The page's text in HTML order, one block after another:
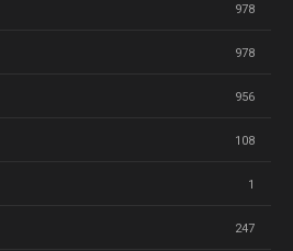
978
978
956
108
1
247